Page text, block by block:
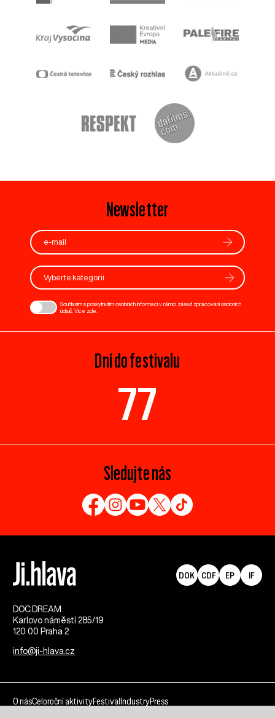
Newsletter
Vyberte kategorii
Souhlasím s poskytnutím osobních informací v rámci zásad zpracování osobních
údajů. Více zde
Dní do festivalu
77
Sledujte nás
DOC.DREAM​
Karlovo náměstí 285/19
120 00 Praha 2
info@ji-hlava.cz
DOK CDF EP IF
O násCeloroční aktivityFestival IndustryPress